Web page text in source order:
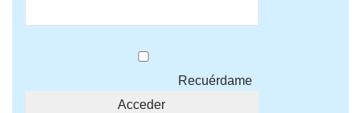
Recuérdame